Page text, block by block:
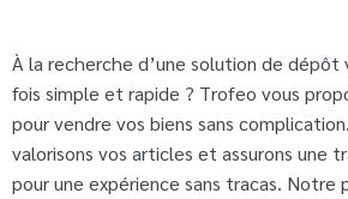
À la recherche d’une solution de dépôt
fois simple et rapide ? Trofeo vous
pour vendre vos biens sans
valorisons vos articles et assurons une
pour une expérience sans tracas. Notre